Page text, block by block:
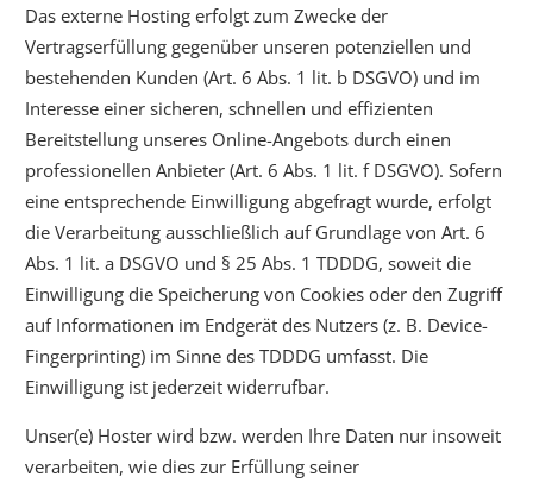
Das externe Hosting erfolgt zum Zwecke der
Vertragserfüllung gegenüber unseren potenziellen und
bestehenden Kunden (Art. 6 Abs. 1 lit. b DSGVO) und im
Interesse einer sicheren, schnellen und effizienten
Bereitstellung unseres Online-Angebots durch einen
professionellen Anbieter (Art. 6 Abs. 1 lit. f DSGVO). Sofern
eine entsprechende Einwilligung abgefragt wurde, erfolgt
die Verarbeitung ausschließlich auf Grundlage von Art. 6
Abs. 1 lit. a DSGVO und § 25 Abs. 1 TDDDG, soweit die
Einwilligung die Speicherung von Cookies oder den Zugriff
auf Informationen im Endgerät des Nutzers (z. B. Device-
Fingerprinting) im Sinne des TDDDG umfasst. Die
Einwilligung ist jederzeit widerrufbar.
Unser(e) Hoster wird bzw. werden Ihre Daten nur insoweit
verarbeiten, wie dies zur Erfüllung seiner